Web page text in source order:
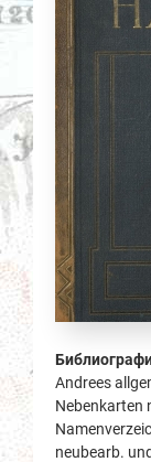
Andrees
Nebenkarten
neubearb.